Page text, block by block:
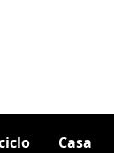
Casa